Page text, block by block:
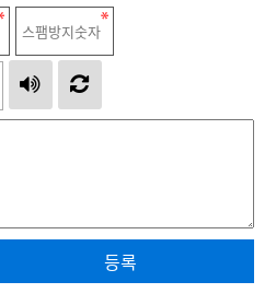
등록